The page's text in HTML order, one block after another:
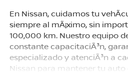
En Nissan, cuidamos tu
siempre al mÃ¡ximo, sin
100,000 km. Nuestro equipo
constante capacitaciÃ³n,
especializado y atenciÃ³n a
Nissan para mantener tu auto